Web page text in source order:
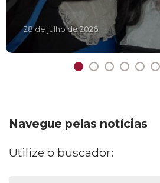
28 de julho de 2026
Navegue pelas notícias
Utilize o buscador: